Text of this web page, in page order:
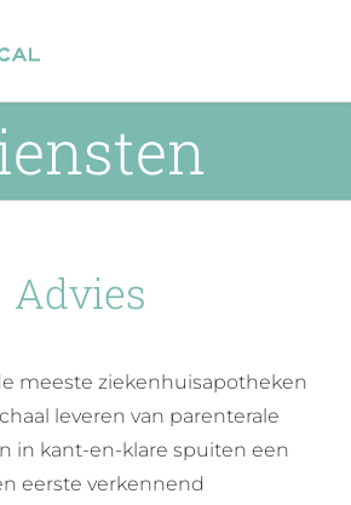
Advies
meeste ziekenhuisapotheken
leveren van parenterale
in kant-en-klare spuiten een
eerste verkennend